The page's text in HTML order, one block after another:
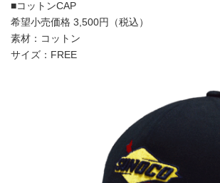
■コットンCAP
希望小売価格 3,500円（税込）
素材：コットン
サイズ：FREE